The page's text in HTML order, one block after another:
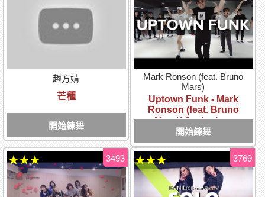
趙方婧
芒種
開始練舞
Mark Ronson (feat. Bruno
Mars)
Uptown Funk - Mark
Ronson (feat. Bruno
Mars)/ Junho Lee
Choreography
開始練舞
3493
★★★ 3769
★★★